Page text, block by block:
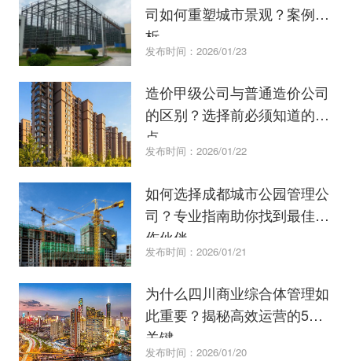
司如何重塑城市景观？案例解
析
发布时间：2026/01/23
造价甲级公司与普通造价公司
的区别？选择前必须知道的3
点
发布时间：2026/01/22
如何选择成都城市公园管理公
司？专业指南助你找到最佳合
作伙伴。
发布时间：2026/01/21
为什么四川商业综合体管理如
此重要？揭秘高效运营的5大
关键
发布时间：2026/01/20